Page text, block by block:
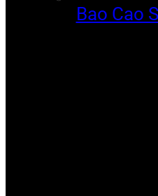
Bao Cao